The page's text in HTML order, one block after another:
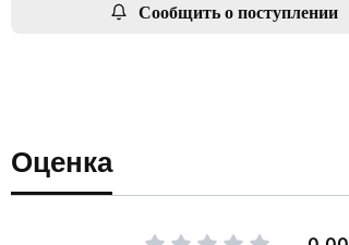
Сообщить о поступлении
Оценка